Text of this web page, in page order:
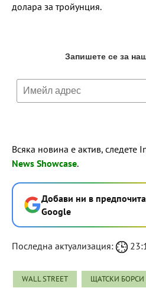
долара за тройунция.
Всяка новина е актив, следете
News Showcase.
Добави ни в
Google
Последна актуализация:
WALL STREET ЩАТСКИ БОРСИ